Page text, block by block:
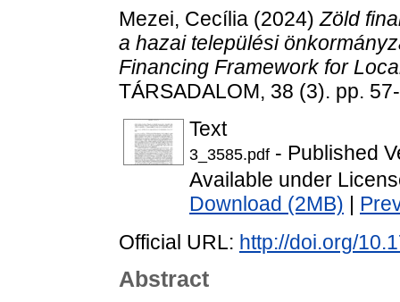
Mezei, Cecília (2024)Zöld
a hazai települési
Financing Framework for
TÁRSADALOM, 38 (3). pp.
Text
3_3585.pdf - Published
Available under
Download (2MB)
Official URL: http://doi.org/
Abstract